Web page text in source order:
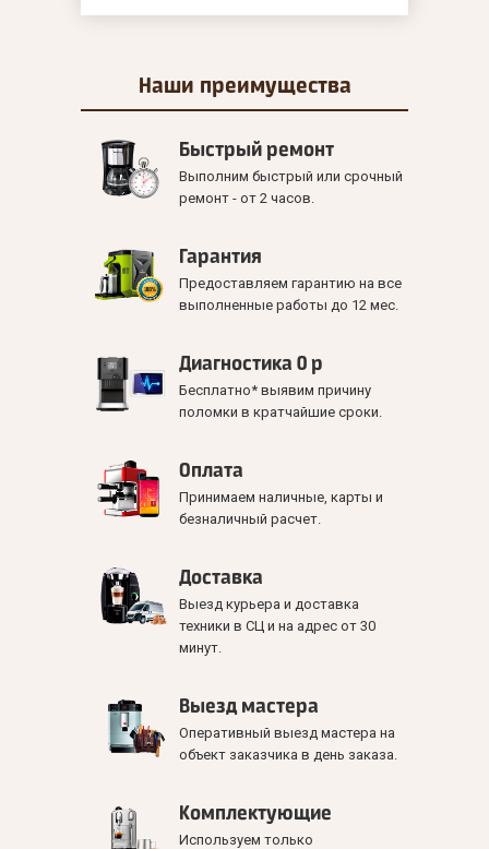
Наши преимущества
Быстрый ремонт
Выполним быстрый или срочный
ремонт - от 2 часов.
Гарантия
Предоставляем гарантию на все
выполненные работы до 12 мес.
Диагностика 0 р
Бесплатно* выявим причину
поломки в кратчайшие сроки.
Оплата
Принимаем наличные, карты и
безналичный расчет.
Доставка
Выезд курьера и доставка
техники в СЦ и на адрес от 30
минут.
Выезд мастера
Оперативный выезд мастера на
объект заказчика в день заказа.
Комплектующие
Используем только